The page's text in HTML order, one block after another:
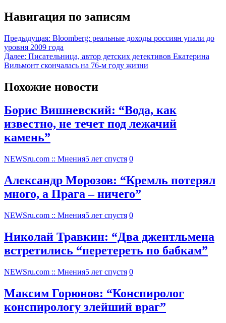
Навигация по записям
Предыдущая: Bloomberg: реальные доходы россиян упали до
уровня 2009 года
Далее: Писательница, автор детских детективов Екатерина
Вильмонт скончалась на 76-м году жизни
Похожие новости
Борис Вишневский: “Вода, как
известно, не течет под лежачий
камень”
NEWSru.com :: Мнения5 лет спустя 0
Александр Морозов: “Кремль потерял
много, а Прага – ничего”
NEWSru.com :: Мнения5 лет спустя 0
Николай Травкин: “Два джентльмена
встретились “перетереть по бабкам”
NEWSru.com :: Мнения5 лет спустя 0
Максим Горюнов: “Конспиролог
конспирологу злейший враг”